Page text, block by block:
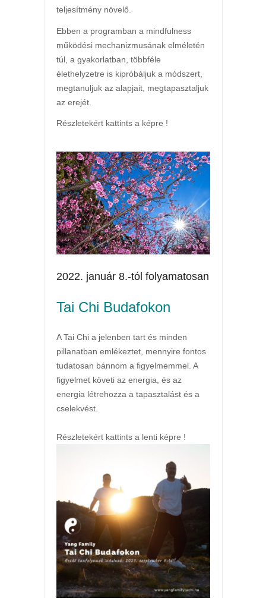
teljesítmény növelő.
Ebben a programban a mindfulness
működési mechanizmusának elméletén
túl, a gyakorlatban, többféle
élethelyzetre is kipróbáljuk a módszert,
megtanuljuk az alapjait, megtapasztaljuk
az erejét.
Részletekért kattints a képre !
2022. január 8.-tól folyamatosan
Tai Chi Budafokon
A Tai Chi a jelenben tart és minden
pillanatban emlékeztet, mennyire fontos
tudatosan bánnom a figyelmemmel. A
figyelmet követi az energia, és az
energia létrehozza a tapasztalást és a
cselekvést.
Részletekért kattints a lenti képre !